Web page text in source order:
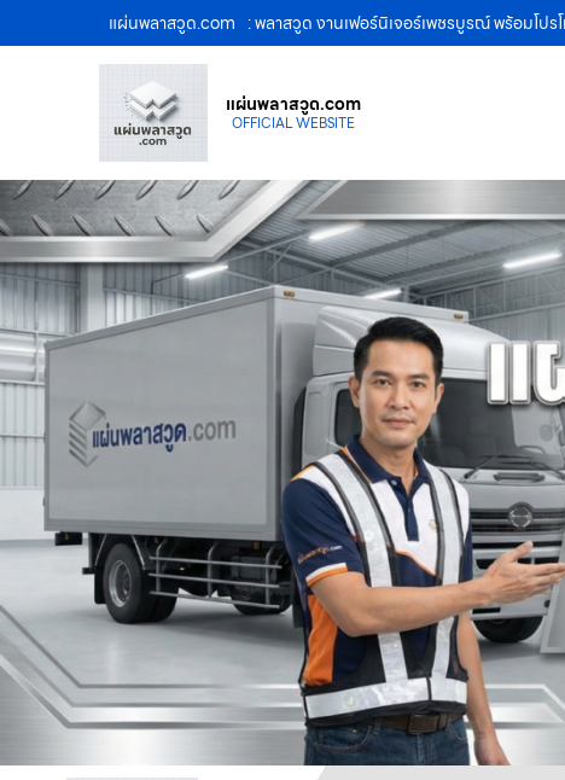
แผ่นพลาสวูด.com : พลาสวูด งานเฟอร์นิเจอร์เพชรบูรณ์ พร้อมโ
แผ่นพลาสวูด.com
OFFICIAL WEBSITE